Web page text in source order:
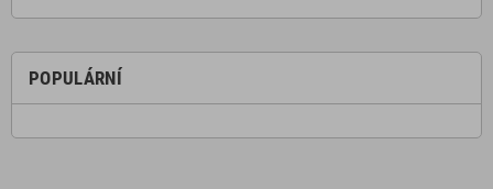
POPULÁRNÍ